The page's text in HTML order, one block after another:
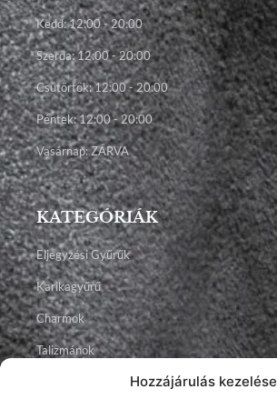
Hozzájárulás kezelése
Kedd: 12:00 - 20:00
Szerda: 12:00 - 20:00
Csütörtök: 12:00 - 20:00
Péntek: 12:00 - 20:00
Vasárnap: ZÁRVA
KATEGÓRIÁK
Eljegyzési Gyűrűk
Karikagyűrű
Charmok
Talizmánok